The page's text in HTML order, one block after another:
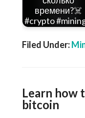
времени?☠️
#crypto
Filed Under:
Learn how
bitcoin